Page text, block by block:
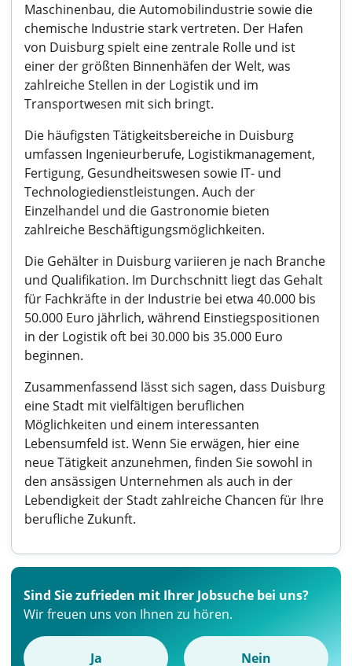
Maschinenbau, die Automobilindustrie sowie die
chemische Industrie stark vertreten. Der Hafen
von Duisburg spielt eine zentrale Rolle und ist
einer der größten Binnenhäfen der Welt, was
zahlreiche Stellen in der Logistik und im
Transportwesen mit sich bringt.
Die häufigsten Tätigkeitsbereiche in Duisburg
umfassen Ingenieurberufe, Logistikmanagement,
Fertigung, Gesundheitswesen sowie IT- und
Technologiedienstleistungen. Auch der
Einzelhandel und die Gastronomie bieten
zahlreiche Beschäftigungsmöglichkeiten.
Die Gehälter in Duisburg variieren je nach Branche
und Qualifikation. Im Durchschnitt liegt das Gehalt
für Fachkräfte in der Industrie bei etwa 40.000 bis
50.000 Euro jährlich, während Einstiegspositionen
in der Logistik oft bei 30.000 bis 35.000 Euro
beginnen.
Zusammenfassend lässt sich sagen, dass Duisburg
eine Stadt mit vielfältigen beruflichen
Möglichkeiten und einem interessanten
Lebensumfeld ist. Wenn Sie erwägen, hier eine
neue Tätigkeit anzunehmen, finden Sie sowohl in
den ansässigen Unternehmen als auch in der
Lebendigkeit der Stadt zahlreiche Chancen für Ihre
berufliche Zukunft.
Sind Sie zufrieden mit Ihrer Jobsuche bei uns?
Wir freuen uns von Ihnen zu hören.
Ja Nein